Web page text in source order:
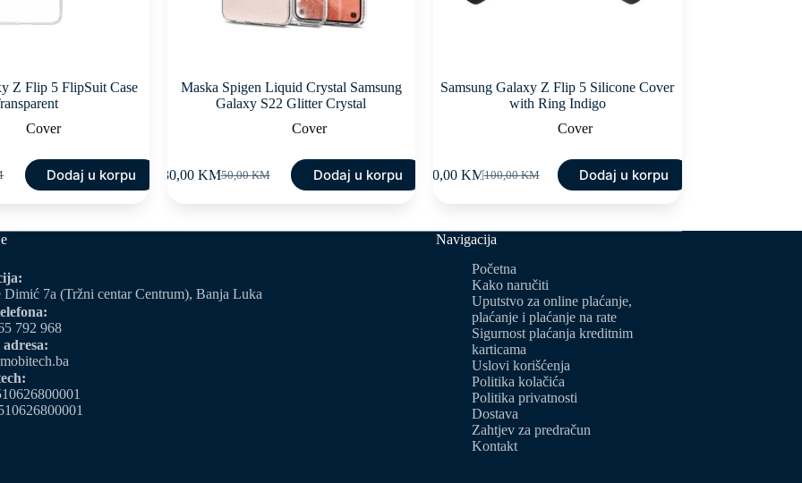
Z Flip 5 FlipSuit Case
Cover
Dodaj u korpu
Maska Spigen Liquid Crystal Samsung
Galaxy S22 Glitter Crystal
Cover
50,00KM
Original
50,00 KM.
30,00 KMCurrent
30,00 KM.
Dodaj u korpu
Samsung Galaxy Z Flip 5 Silicone Cover
with Ring Indigo
Cover
100,00KM
Original
100,00 KM.
50,00 KMCurrent
50,00 KM.
Dodaj u korpu
Dimić 7a (Tržni centar Centrum), Banja Luka
792 968
Navigacija
Početna
Kako naručiti
Uputstvo za online plaćanje,
plaćanje i plaćanje na rate
Sigurnost plaćanja kreditnim
karticama
Uslovi korišćenja
Politika kolačića
Politika privatnosti
Dostava
Zahtjev za predračun
Kontakt